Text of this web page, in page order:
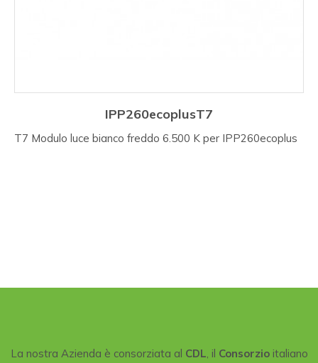
IPP260ecoplusT7
T7 Modulo luce bianco freddo 6.500 K per IPP260ecoplus
La nostra Azienda è consorziata al CDL, il Consorzioitaliano